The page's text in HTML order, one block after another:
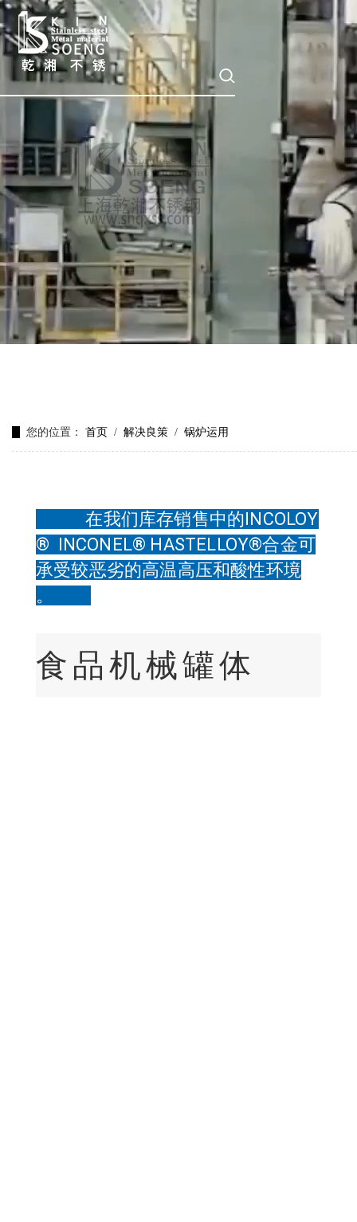
您的位置： 首页 / 解决良策 / 锅炉运用
在我们库存销售中的INCOLOY
® INCONEL® HASTELLOY®合金可
承受较恶劣的高温高压和酸性环境
。
食品机械罐体